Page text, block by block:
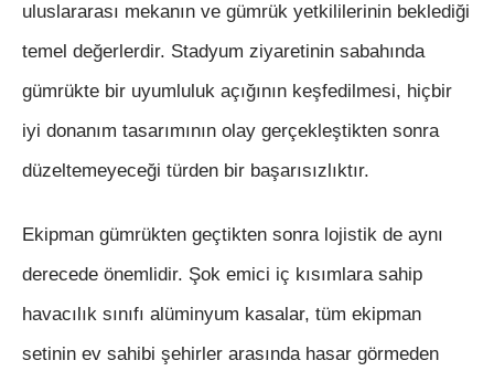
uluslararası mekanın ve gümrük yetkililerinin beklediği
temel değerlerdir. Stadyum ziyaretinin sabahında
gümrükte bir uyumluluk açığının keşfedilmesi, hiçbir
iyi donanım tasarımının olay gerçekleştikten sonra
düzeltemeyeceği türden bir başarısızlıktır.
Ekipman gümrükten geçtikten sonra lojistik de aynı
derecede önemlidir. Şok emici iç kısımlara sahip
havacılık sınıfı alüminyum kasalar, tüm ekipman
setinin ev sahibi şehirler arasında hasar görmeden